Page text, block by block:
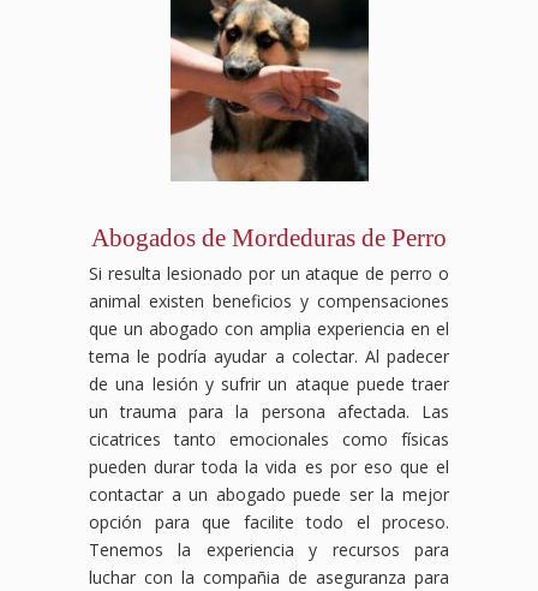
Abogados de Mordeduras de Perro
Si resulta lesionado por un ataque de perro o
animal existen beneficios y compensaciones
que un abogado con amplia experiencia en el
tema le podría ayudar a colectar. Al padecer
de una lesión y sufrir un ataque puede traer
un trauma para la persona afectada. Las
cicatrices tanto emocionales como físicas
pueden durar toda la vida es por eso que el
contactar a un abogado puede ser la mejor
opción para que facilite todo el proceso.
Tenemos la experiencia y recursos para
luchar con la compañia de aseguranza para